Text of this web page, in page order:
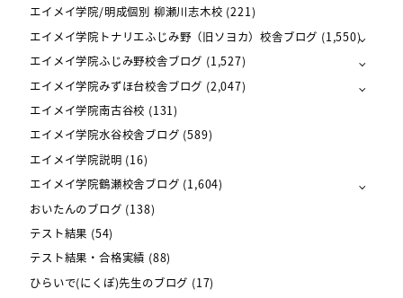
エイメイ学院/明成個別 柳瀬川志木校 (221)
エイメイ学院トナリエふじみ野（旧ソヨカ）校舎ブログ (1,550)
エイメイ学院ふじみ野校舎ブログ (1,527)
エイメイ学院みずほ台校舎ブログ (2,047)
エイメイ学院南古谷校 (131)
エイメイ学院水谷校舎ブログ (589)
エイメイ学院説明 (16)
エイメイ学院鶴瀬校舎ブログ (1,604)
おいたんのブログ (138)
テスト結果 (54)
テスト結果・合格実績 (88)
ひらいで(にくぽ)先生のブログ (17)